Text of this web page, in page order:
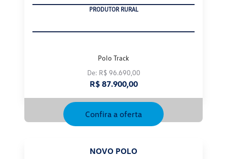
CNPJ
Polo Track
De: R$ 96.690,00
R$ 87.900,00
Confira a oferta
NOVO POLO